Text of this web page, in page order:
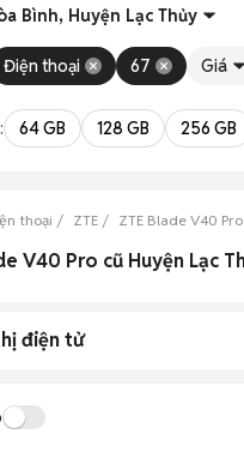
Bình, Huyện Lạc Thủy
Điện thoại 67 Giá
64 GB 128 GB 256 GB
thoại ZTE ZTE Blade V40 Pro
điện tử